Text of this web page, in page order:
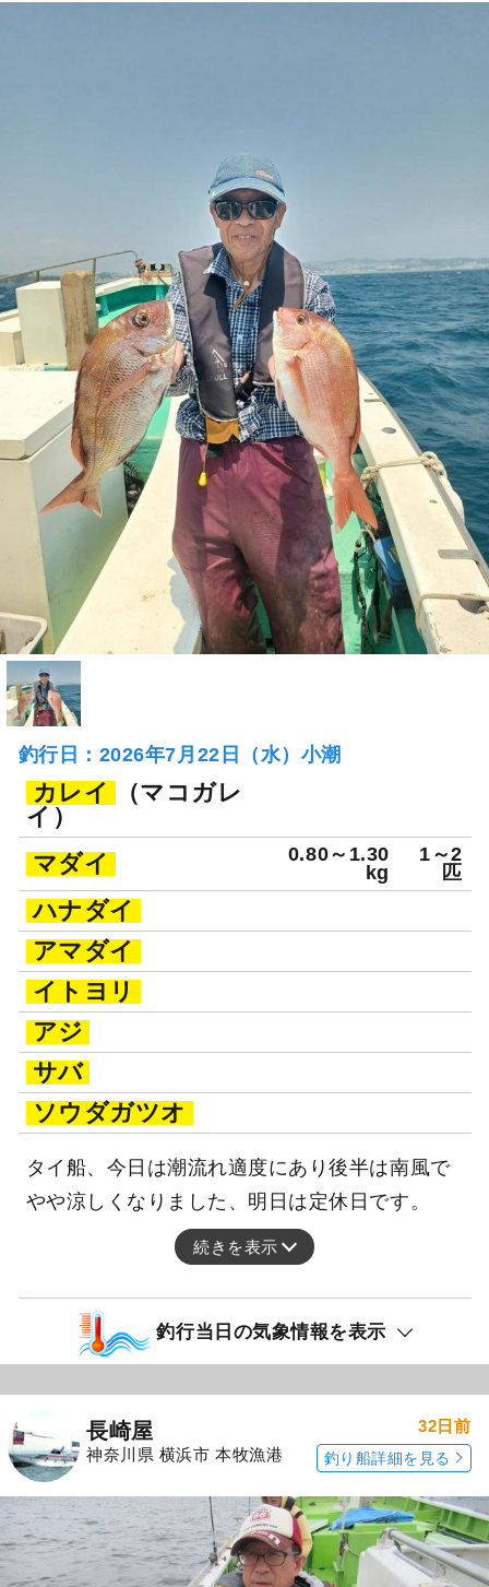
釣行日：2026年7月22日（水）小潮
カレイ
（マコガレ
イ）
マダイ
0.80～1.30
kg
1～2
匹
ハナダイ
アマダイ
イトヨリ
アジ
サバ
ソウダガツオ
タイ船、今日は潮流れ適度にあり後半は南風で
やや涼しくなりました、明日は定休日です。
続きを表示
釣行当日の気象情報を表示
長崎屋
神奈川県 横浜市 本牧漁港
32日前
釣り船詳細を見る